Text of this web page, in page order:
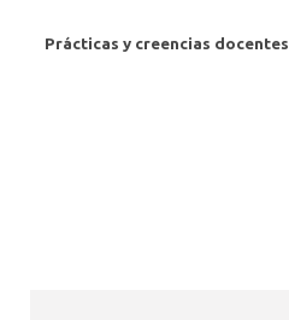
Prácticas y creencias docentes